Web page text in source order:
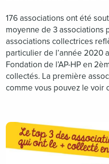
176 associations ont été
moyenne de 3 associations
associations collectrices
particulier de l’année 2020
Fondation de l’AP-HP en
collectés. La première
comme vous pouvez le voir